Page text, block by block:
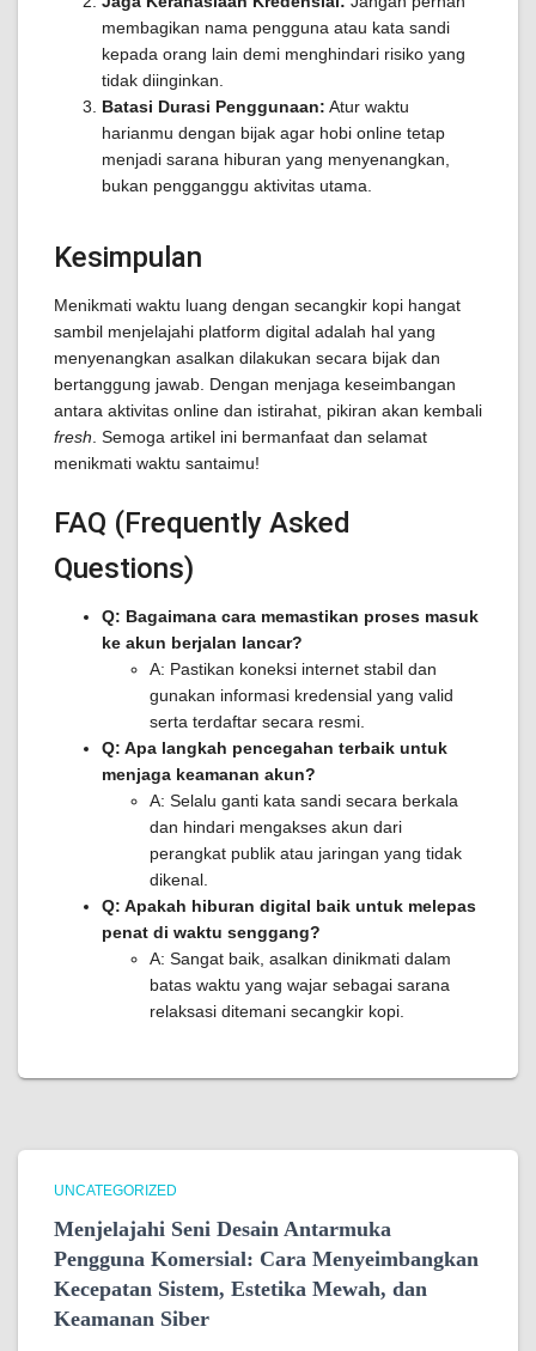
membagikan nama pengguna atau kata sandi
kepada orang lain demi menghindari risiko yang
tidak diinginkan.
Batasi Durasi Penggunaan: Atur waktu
harianmu dengan bijak agar hobi online tetap
menjadi sarana hiburan yang menyenangkan,
bukan pengganggu aktivitas utama.
Kesimpulan
Menikmati waktu luang dengan secangkir kopi hangat
sambil menjelajahi platform digital adalah hal yang
menyenangkan asalkan dilakukan secara bijak dan
bertanggung jawab. Dengan menjaga keseimbangan
antara aktivitas online dan istirahat, pikiran akan kembali
fresh . Semoga artikel ini bermanfaat dan selamat
menikmati waktu santaimu!
FAQ (Frequently Asked
Questions)
Q: Bagaimana cara memastikan proses masuk
ke akun berjalan lancar?
A: Pastikan koneksi internet stabil dan
gunakan informasi kredensial yang valid
serta terdaftar secara resmi.
Q: Apa langkah pencegahan terbaik untuk
menjaga keamanan akun?
A: Selalu ganti kata sandi secara berkala
dan hindari mengakses akun dari
perangkat publik atau jaringan yang tidak
dikenal.
Q: Apakah hiburan digital baik untuk melepas
penat di waktu senggang?
A: Sangat baik, asalkan dinikmati dalam
batas waktu yang wajar sebagai sarana
relaksasi ditemani secangkir kopi.
UNCATEGORIZED
Menjelajahi Seni Desain Antarmuka
Pengguna Komersial: Cara Menyeimbangkan
Kecepatan Sistem, Estetika Mewah, dan
Keamanan Siber